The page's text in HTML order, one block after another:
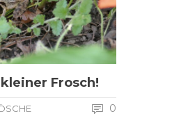
Frosch!
0